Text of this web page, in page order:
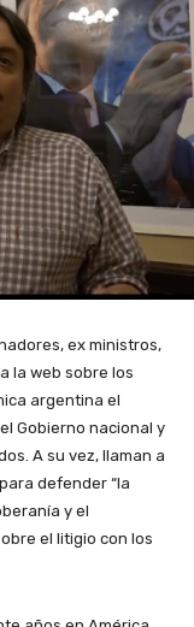
ex ministros,
la web sobre los
argentina el
Gobierno nacional y
A su vez, llaman a
defender “la
y el
el litigio con los